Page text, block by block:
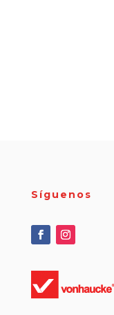
Síguenos